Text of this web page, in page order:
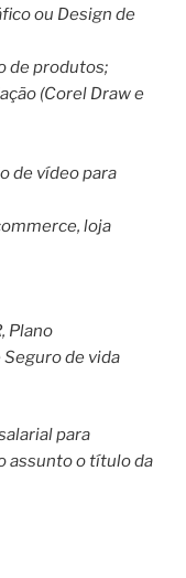
ou Design de
de produtos;
(Corel Draw e
de vídeo para
loja
Plano
de vida
para
assunto o título da